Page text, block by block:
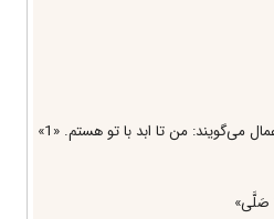
مى‌گويند: من تا ابد با تو هستم. «1»